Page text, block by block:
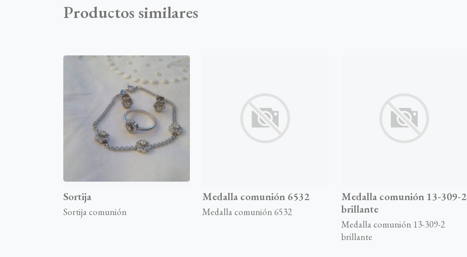
Productos similares
Sortija
Sortija comunión
Medalla comunión 6532
Medalla comunión 6532
Medalla comunión 13-309-2
brillante
Medalla comunión 13-309-2
brillante